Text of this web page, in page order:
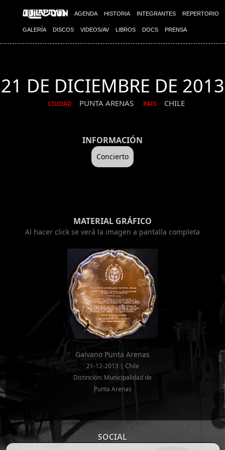
AGENDA HISTORIA INTEGRANTES REPERTORIO
GALERÍA DISCOS VIDEOS/AV LIBROS DOCS PRENSA
21 DE DICIEMBRE DE 2013
CIUDAD PUNTA ARENAS PAIS CHILE
INFORMACIÓN
Concierto
MATERIAL GRÁFICO
Al hacer click se verá la imagen a pantalla completa
Galvano Punta Arenas
21-12-2013 | Chile
Distinción: Municipalidad de
Punta Arenas
SOCIAL